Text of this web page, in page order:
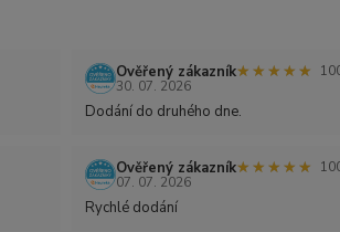
Ověřený zákazník★★★★★
★★★★★
30. 07. 2026
Dodání do druhého dne.
Ověřený zákazník★★★★★
★★★★★
07. 07. 2026
Rychlé dodání